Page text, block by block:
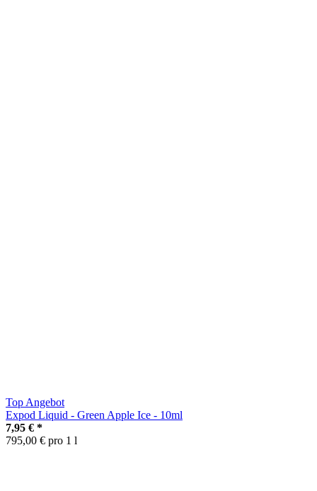
Top Angebot
Expod Liquid - Green Apple Ice - 10ml
7,95 € *
795,00 € pro 1 l